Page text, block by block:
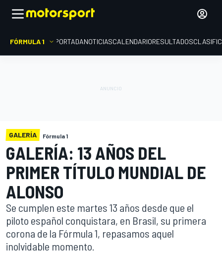
FÓRMULA 1 PORTADANOTICIASCALENDARIORESULTADOS
GALERÍA Fórmula 1
GALERÍA: 13 AÑOS DEL
PRIMER TÍTULO MUNDIAL DE
ALONSO
Se cumplen este martes 13 años desde que el
piloto español conquistara, en Brasil, su primera
corona de la Fórmula 1, repasamos aquel
inolvidable momento.